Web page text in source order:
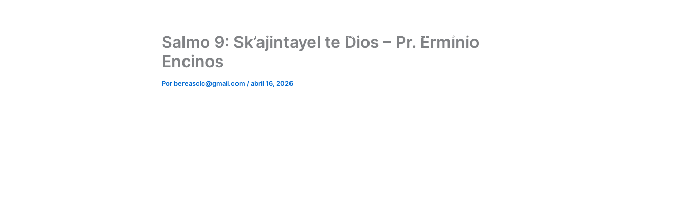
NOSOTROS DOCTRINAS PREDICACIONES
Salmo 9: Sk’ajintayel te Dios – Pr. Erminio
Encinos
Por bereasclc@gmail.com /abril 16, 2026